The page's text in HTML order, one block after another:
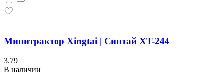
Минитрактор Xingtai | Синтай XT-244
3.79
В наличии